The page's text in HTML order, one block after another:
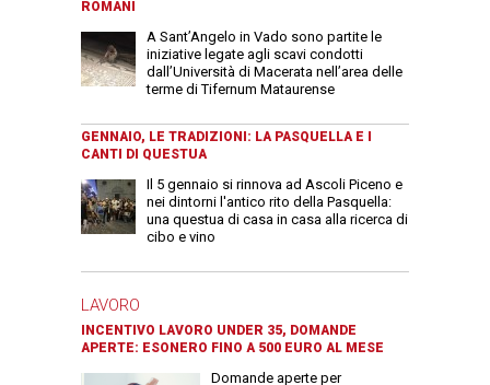
ROMANI
A Sant’Angelo in Vado sono partite le
iniziative legate agli scavi condotti
dall’Università di Macerata nell’area delle
terme di Tifernum Mataurense
GENNAIO, LE TRADIZIONI: LA PASQUELLA E I
CANTI DI QUESTUA
Il 5 gennaio si rinnova ad Ascoli Piceno e
nei dintorni l'antico rito della Pasquella:
una questua di casa in casa alla ricerca di
cibo e vino
LAVORO
INCENTIVO LAVORO UNDER 35, DOMANDE
APERTE: ESONERO FINO A 500 EURO AL MESE
Domande aperte per